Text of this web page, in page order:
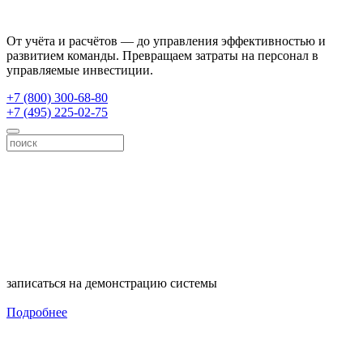
От учёта и расчётов — до управления эффективностью и
развитием команды. Превращаем затраты на персонал в
управляемые инвестиции.
+7 (800) 300-68-80
+7 (495) 225-02-75
записаться на демонстрацию системы
Подробнее